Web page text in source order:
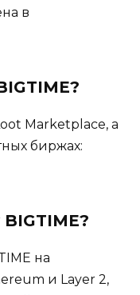
в
Marketplace, а
биржах:
на
и Layer 2,